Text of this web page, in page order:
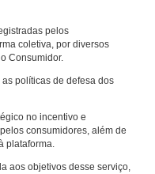
pelos
coletiva, por diversos
Consumidor.
políticas de defesa dos
no incentivo e
consumidores, além de
plataforma.
aos objetivos desse serviço,